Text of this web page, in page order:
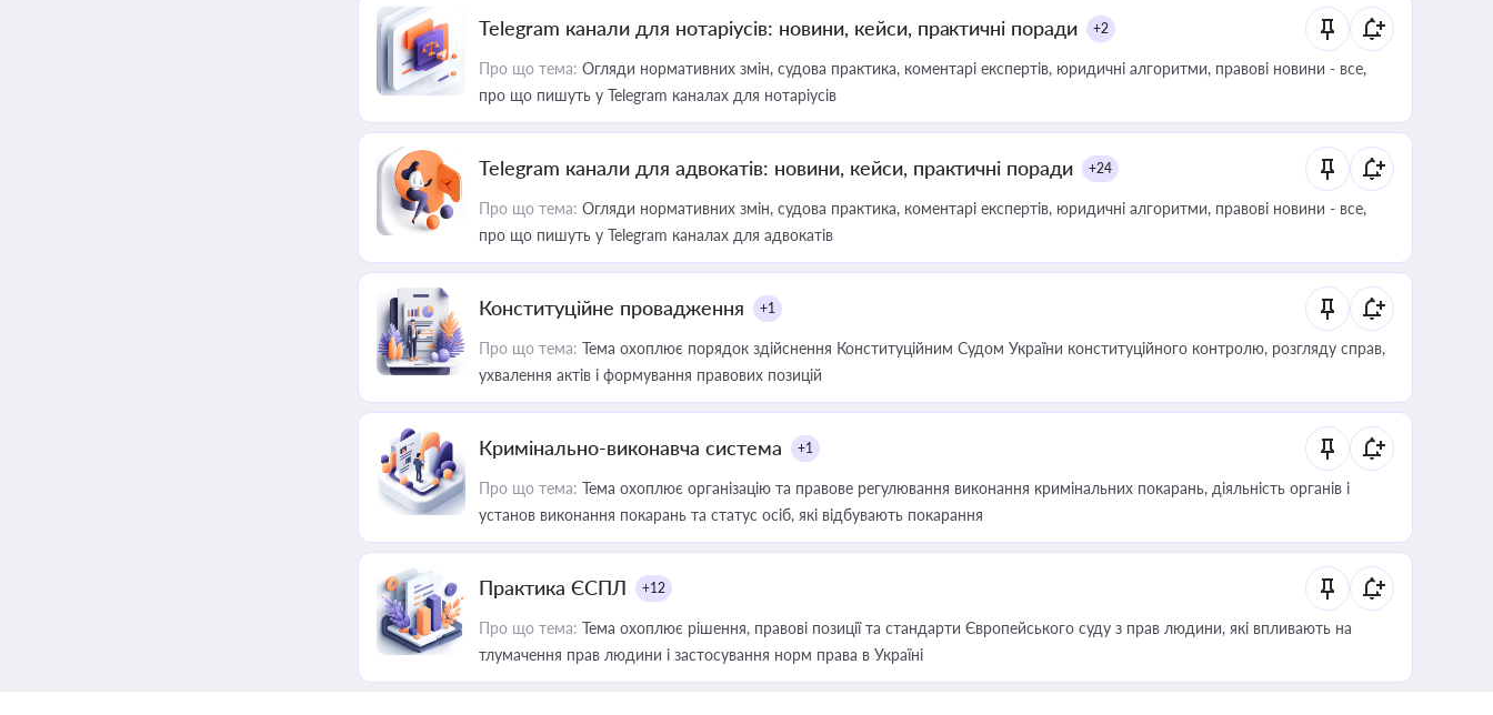
Telegram канали для нотаріусів: новини, кейси, практичні поради +2
Про що тема: Огляди нормативних змін, судова практика, коментарі експертів, юридичні алгоритми, правові новини - все,
про що пишуть у Telegram каналах для нотаріусів
Telegram канали для адвокатів: новини, кейси, практичні поради +24
Про що тема: Огляди нормативних змін, судова практика, коментарі експертів, юридичні алгоритми, правові новини - все,
про що пишуть у Telegram каналах для адвокатів
Конституційне провадження +1
Про що тема: Тема охоплює порядок здійснення Конституційним Судом України конституційного контролю, розгляду справ,
ухвалення актів і формування правових позицій
Кримінально-виконавча система +1
Про що тема: Тема охоплює організацію та правове регулювання виконання кримінальних покарань, діяльність органів і
установ виконання покарань та статус осіб, які відбувають покарання
Практика ЄСПЛ +12
Про що тема: Тема охоплює рішення, правові позиції та стандарти Європейського суду з прав людини, які впливають на
тлумачення прав людини і застосування норм права в Україні